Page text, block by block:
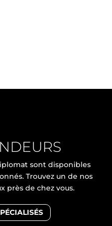
sont disponibles
Trouvez un de nos
près de chez vous.